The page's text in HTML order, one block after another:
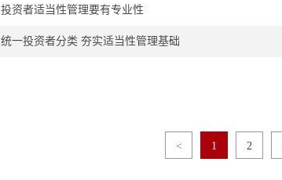
投资者适当性管理要有专业性
统一投资者分类 夯实适当性管理基础
< 1 2